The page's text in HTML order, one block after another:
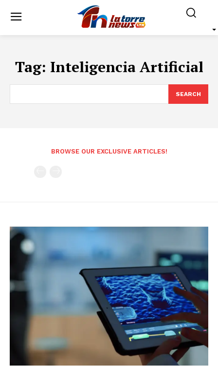
Tag: Inteligencia Artificial
SEARCH
BROWSE OUR EXCLUSIVE ARTICLES!